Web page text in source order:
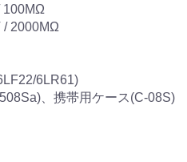
100MΩ
2000MΩ
6LR61)
、携帯用ケース(C-08S)